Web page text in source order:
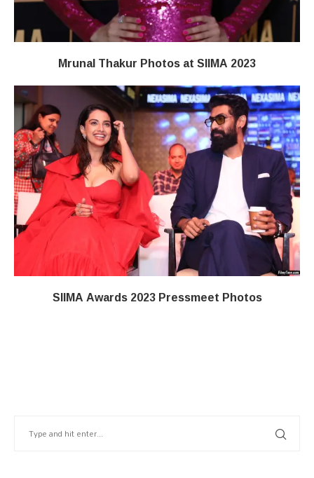
Mrunal Thakur Photos at SIIMA 2023
SIIMA Awards 2023 Pressmeet Photos